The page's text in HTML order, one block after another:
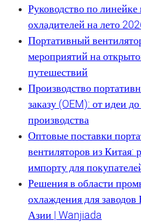
Руководство по
охладителей на лето
Портативный
мероприятий на
путешествий
Производство
заказу (OEM): от идеи
производства
Оптовые поставки
вентиляторов из Китая:
импорту для
Решения в области
охлаждения для
Азии | Wanjiada